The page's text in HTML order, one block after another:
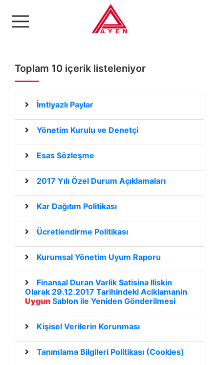
Ayen Enerji A.Ş
Toplam 10 içerik listeleniyor
İmtiyazlı Paylar
Yönetim Kurulu ve Denetçi
Esas Sözleşme
2017 Yılı Özel Durum Açıklamaları
Kar Dağıtım Politikası
Ücretlendirme Politikası
Kurumsal Yönetim Uyum Raporu
Finansal Duran Varlik Satisina Iliskin
Olarak 29.12.2017 Tarihindeki Aciklamanin
Uygun Sablon ile Yeniden Gönderilmesi
Kişisel Verilerin Korunması
Tanımlama Bilgileri Politikası (Cookies)